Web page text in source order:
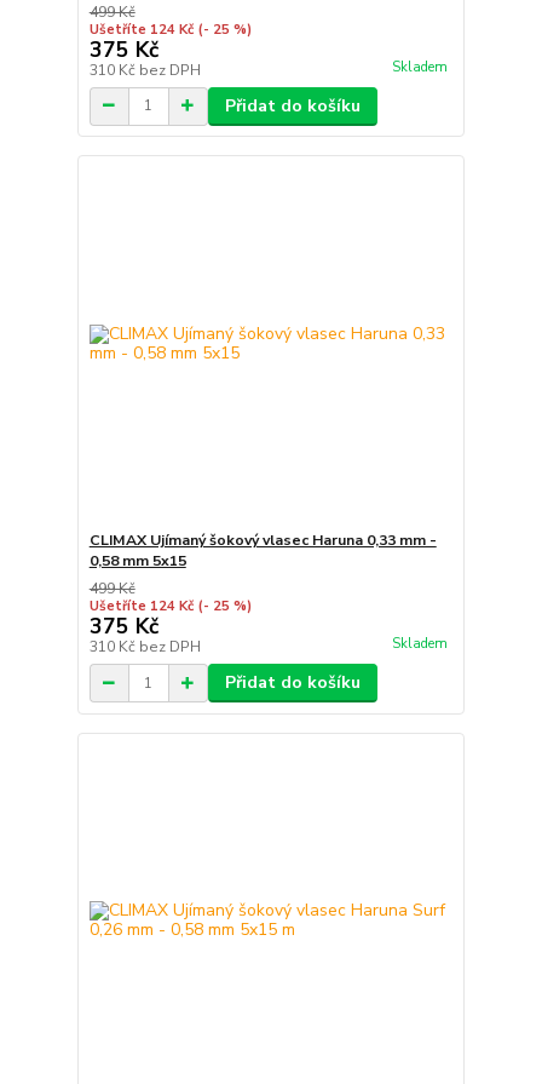
499 Kč
Ušetříte 124 Kč (- 25 %)
375 Kč
310 Kč bez DPH Skladem
Přidat do košíku
CLIMAX Ujímaný šokový vlasec Haruna 0,33 mm -
0,58 mm 5x15
499 Kč
Ušetříte 124 Kč (- 25 %)
375 Kč
310 Kč bez DPH Skladem
Přidat do košíku